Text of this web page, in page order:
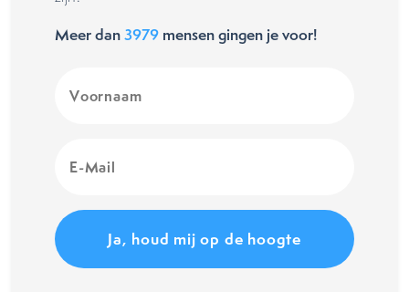
Meer dan3979 mensen gingen je voor!
(Vereist)
Mail